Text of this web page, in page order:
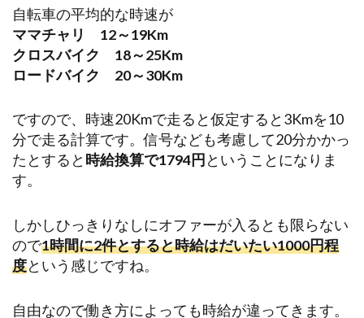
自転車の平均的な時速が
ママチャリ 12～19Km
クロスバイク 18～25Km
ロードバイク 20～30Km
ですので、時速20Kmで走ると仮定すると3Kmを10
分で走る計算です。信号なども考慮して20分かかっ
たとすると 時給換算で1794円ということになりま
す。
しかしひっきりなしにオファーが入るとも限らない
ので1時間に2件とすると時給はだいたい1000円程
度という感じですね。
自由なので働き方によっても時給が違ってきます。